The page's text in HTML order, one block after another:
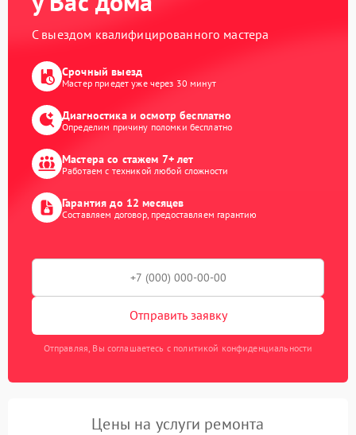
С выездом квалифицированного мастера
Срочный выезд
Мастер приедет уже через 30 минут
Диагностика и осмотр бесплатно
Определим причину поломки бесплатно
Мастера со стажем 7+ лет
Работаем с техникой любой сложности
Гарантия до 12 месяцев
Составляем договор, предоставляем гарантию
Отправить заявку
Отправляя, Вы соглашаетесь с политикой конфиденциальности
Цены на услуги ремонта